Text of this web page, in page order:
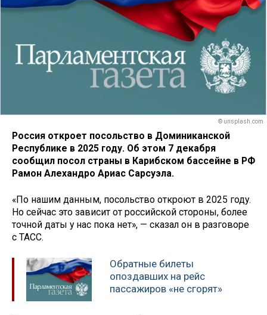
© unsplash.com
Россия откроет посольство в Доминиканской
Республике в 2025 году. Об этом 7 декабря
сообщил посол страны в Карибском бассейне в РФ
Рамон Алехандро Ариас Сарсуэла.
«По нашим данным, посольство откроют в 2025 году.
Но сейчас это зависит от российской стороны, более
точной даты у нас пока нет», — сказал он в разговоре
с ТАСС.
Обратные билеты
опоздавших на рейс
пассажиров «не сгорят»